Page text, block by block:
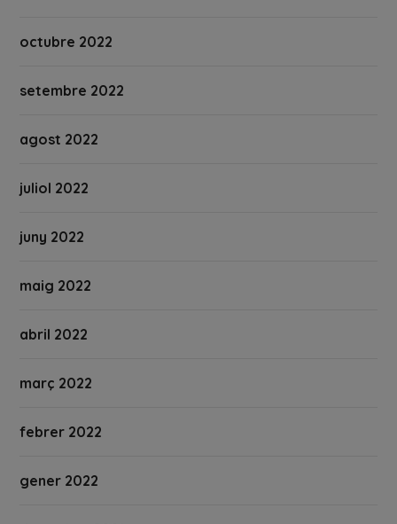
octubre 2022
setembre 2022
agost 2022
juliol 2022
juny 2022
maig 2022
abril 2022
març 2022
febrer 2022
gener 2022